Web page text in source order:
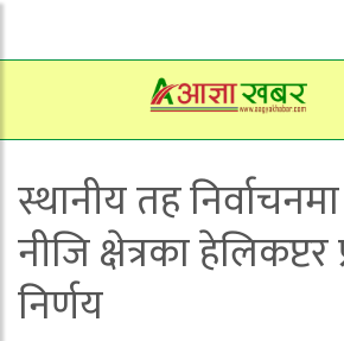
स्थानीय तह
नीजि क्षेत्रका हेलिकप्टर
निर्णय